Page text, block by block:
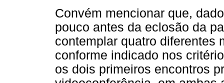
Convém mencionar que,
pouco antes da eclosão da
contemplar quatro diferentes
conforme indicado nos
os dois primeiros encontros